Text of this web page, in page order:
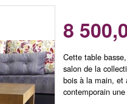
8
Cette table
salon de la
bois à la main, et
contemporain